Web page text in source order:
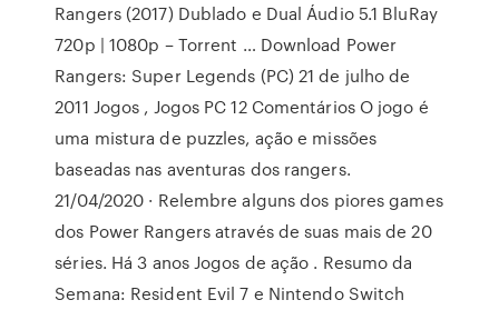
Rangers (2017) Dublado e Dual Áudio 5.1 BluRay
720p | 1080p – Torrent … Download Power
Rangers: Super Legends (PC) 21 de julho de
2011 Jogos , Jogos PC 12 Comentários O jogo é
uma mistura de puzzles, ação e missões
baseadas nas aventuras dos rangers.
21/04/2020 · Relembre alguns dos piores games
dos Power Rangers através de suas mais de 20
séries. Há 3 anos Jogos de ação . Resumo da
Semana: Resident Evil 7 e Nintendo Switch